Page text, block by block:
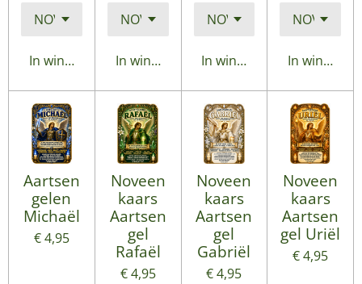
In winkelwagenIn winkelwagenIn winkelwagenIn
Aartsen
gelen
Michaël
€ 4,95
Noveen
kaars
Aartsen
gel
Rafaël
€ 4,95
Noveen
kaars
Aartsen
gel
Gabriël
€ 4,95
Noveen
kaars
Aartsen
gel Uriël
€ 4,95